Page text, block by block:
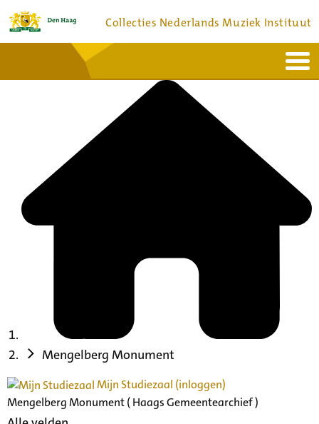
Collecties Nederlands Muziek Instituut
Bronnen en collecties
Mengelberg Monument
Mijn Studiezaal (inloggen)
Mengelberg Monument ( Haags Gemeentearchief )